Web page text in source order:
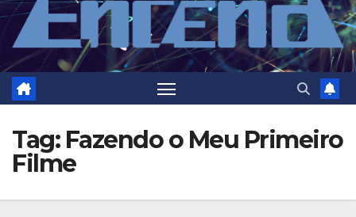
Tag: Fazendo o Meu Primeiro
Filme